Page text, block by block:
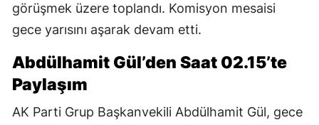
görüşmek üzere toplandı. Komisyon mesaisi
gece yarısını aşarak devam etti.
Abdülhamit Gül’den Saat 02.15’te
Paylaşım
AK Parti Grup Başkanvekili Abdülhamit Gül, gece